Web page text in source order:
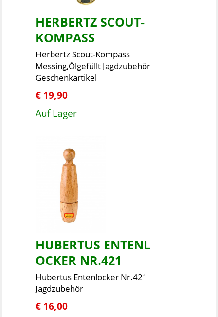
HERBERTZ SCOUT-
KOMPASS
Herbertz Scout-Kompass
Messing,Ölgefüllt Jagdzubehör
Geschenkartikel
€ 19,90
Auf Lager
HUBERTUS ENTENL
OCKER NR.421
Hubertus Entenlocker Nr.421
Jagdzubehör
€ 16,00